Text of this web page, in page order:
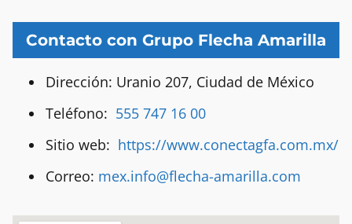
Contacto con Grupo Flecha Amarilla
Dirección: Uranio 207, Ciudad de México
Teléfono: 555 747 16 00
Sitio web: https://www.conectagfa.com.mx/
Correo: mex.info@flecha-amarilla.com